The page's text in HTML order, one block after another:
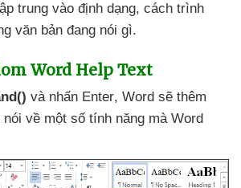
trung vào định dạng, cách trình
văn bản đang nói gì.
Word Help Text
và nhấn Enter, Word sẽ thêm
nói về một số tính năng mà Word